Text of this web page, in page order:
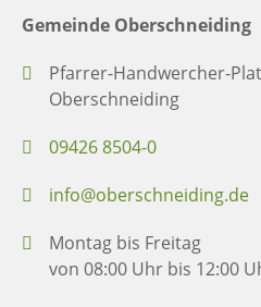
Gemeinde Oberschneiding
Pfarrer-Handwercher-
Oberschneiding
09426 8504-0
info@oberschneiding.de
Montag bis Freitag
von 08:00 Uhr bis 12:00